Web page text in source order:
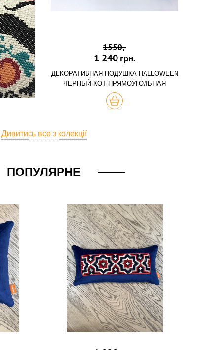
1550,-
1 240 грн.
ДЕКОРАТИВНАЯ ПОДУШКА HALLOWEEN
ЧЕРНЫЙ КОТ ПРЯМОУГОЛЬНАЯ
КУПИТЬ
Дивитись все з колекції
ПОПУЛЯРНЕ